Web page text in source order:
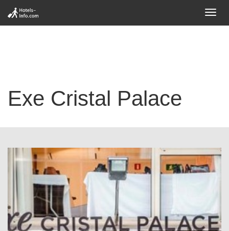
Exe Cristal Palace